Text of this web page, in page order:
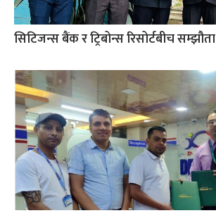
सिटिजन्स बैंक र ट्रिबोन्स रिसोर्टबीच सम्झौता